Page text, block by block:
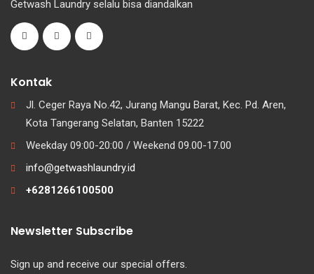
Getwash Laundry selalu bisa diandalkan
Kontak
Jl. Ceger Raya No.42, Jurang Mangu Barat, Kec. Pd. Aren,
Kota Tangerang Selatan, Banten 15222
Weekday 09:00-20:00 / Weekend 09.00-17.00
info@getwashlaundry.id
+6281266100500
Newsletter Subscribe
Sign up and receive our special offers.